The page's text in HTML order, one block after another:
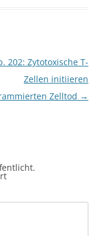
202: Zytotoxische T-
Zellen initiieren
Zelltod →